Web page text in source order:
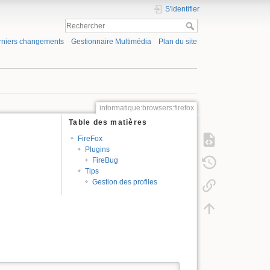
S'identifier
changements Gestionnaire Multimédia Plan du site
informatique:browsers:firefox
Table des matières
FireFox
Plugins
FireBug
Tips
Gestion des profiles